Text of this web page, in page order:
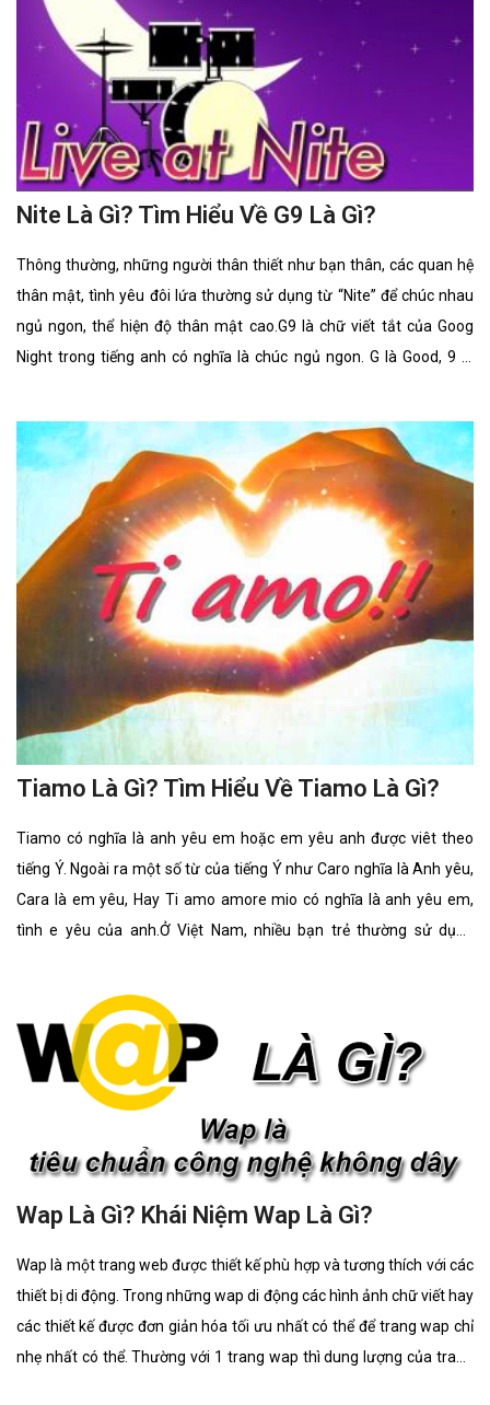
Nite Là Gì? Tìm Hiểu Về G9 Là Gì?
Thông thường, những người thân thiết như bạn thân, các quan hệ
thân mật, tình yêu đôi lứa thường sử dụng từ “Nite” để chúc nhau
ngủ ngon, thể hiện độ thân mật cao.G9 là chữ viết tắt của Goog
Night trong tiếng anh có nghĩa là chúc ngủ ngon. G là Good, 9 là
nine phát âm giống Night, vậy nên gộp lại G9 tức là Good Night. Đây
là một kí hiệu chúc ngủ ngon, nhiều người thường sử dụng kí hiệu
Tiamo Là Gì? Tìm Hiểu Về Tiamo Là Gì?
Tiamo có nghĩa là anh yêu em hoặc em yêu anh được viêt theo
tiếng Ý. Ngoài ra một số từ của tiếng Ý như Caro nghĩa là Anh yêu,
Cara là em yêu, Hay Ti amo amore mio có nghĩa là anh yêu em,
tình e yêu của anh.Ở Việt Nam, nhiều bạn trẻ thường sử dụng
những câu nói “anh yêu em / em yêu em” của những nước khác để
tỏ tình hay để bộc lộ tình yêu với nhau. Vì có thể nói ,câu nói “anh
dụng các ngôn ngữ của các nước khác thì giúp bạn có thể nói
Wap Là Gì? Khái Niệm Wap Là Gì?
Wap là một trang web được thiết kế phù hợp và tương thích với các
thiết bị di động. Trong những wap di động các hình ảnh chữ viết hay
các thiết kế được đơn giản hóa tối ưu nhất có thể để trang wap chỉ
nhẹ nhất có thể. Thường với 1 trang wap thì dung lượng của trang
thường ít hơn 30 lần so với truy cập vào 1 trang web. Ứng dụng
Wap để tải hình nền và nhạc chuông hay các ứng dụng cho dế yêu
nhận maik và xem các tin tức về lĩnh vực